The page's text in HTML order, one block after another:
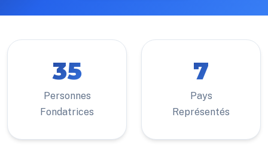
35
Personnes
Fondatrices
7
Pays
Représentés